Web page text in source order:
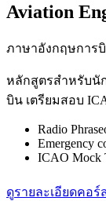
Aviation
ภาษาอังกฤษการบิ
หลักสูตรสำหรับนั
บิน เตรียมสอบ
Radio
Emergency
ICAO Mock
ดูรายละเอียดคอร์